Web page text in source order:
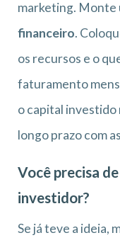
marketing. Monte
financeiro.
os recursos e o
faturamento
o capital investido
longo prazo com
Você precisa
investidor?
Se já teve a ideia,